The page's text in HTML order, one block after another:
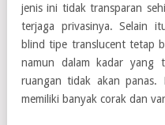
jenis ini tidak transparan
terjaga privasinya. Selain
blind tipe translucent tetap
namun dalam kadar yang
ruangan tidak akan
memiliki banyak corak dan